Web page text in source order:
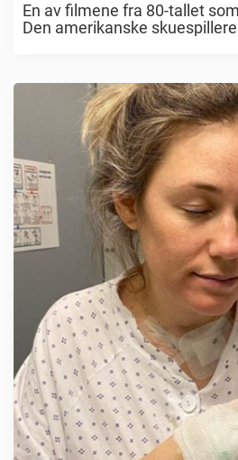
En av filmene fra 80-tallet
Den amerikanske